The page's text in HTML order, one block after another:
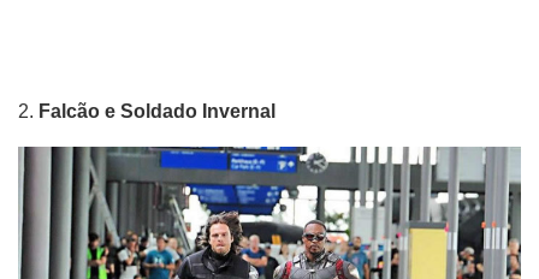
2. Falcão e Soldado Invernal